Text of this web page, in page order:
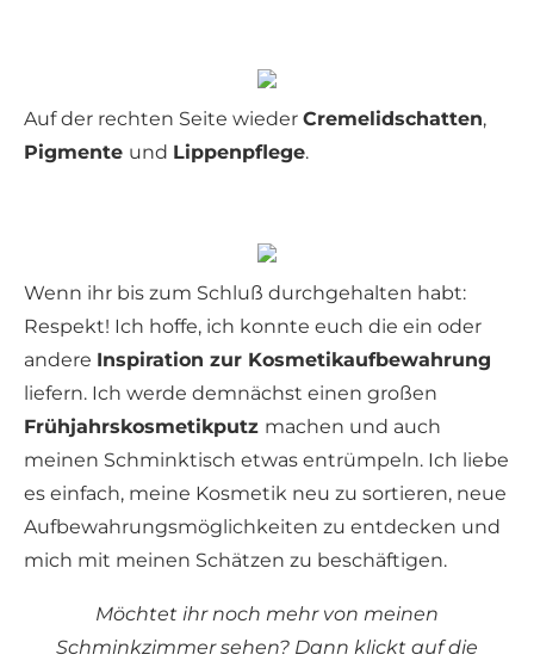
Auf der rechten Seite wieder Cremelidschatten,
Pigmente und Lippenpflege.
Wenn ihr bis zum Schluß durchgehalten habt:
Respekt! Ich hoffe, ich konnte euch die ein oder
andere Inspiration zur Kosmetikaufbewahrung
liefern. Ich werde demnächst einen großen
Frühjahrskosmetikputz machen und auch
meinen Schminktisch etwas entrümpeln. Ich liebe
es einfach, meine Kosmetik neu zu sortieren, neue
Aufbewahrungsmöglichkeiten zu entdecken und
mich mit meinen Schätzen zu beschäftigen.
Möchtet ihr noch mehr von meinen
Schminkzimmer sehen? Dann klickt auf die